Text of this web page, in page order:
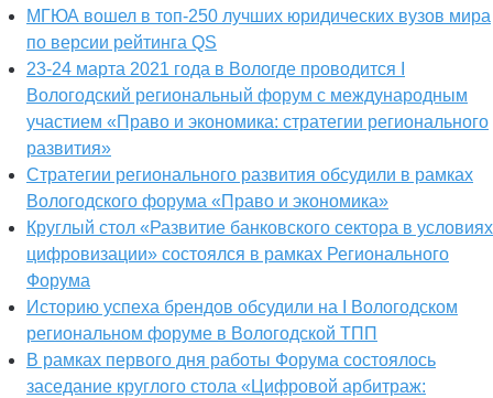
МГЮА вошел в топ-250 лучших юридических вузов мира
по версии рейтинга QS
23-24 марта 2021 года в Вологде проводится I
Вологодский региональный форум с международным
участием «Право и экономика: стратегии регионального
развития»
Стратегии регионального развития обсудили в рамках
Вологодского форума «Право и экономика»
Круглый стол «Развитие банковского сектора в условиях
цифровизации» состоялся в рамках Регионального
Форума
Историю успеха брендов обсудили на I Вологодском
региональном форуме в Вологодской ТПП
В рамках первого дня работы Форума состоялось
заседание круглого стола «Цифровой арбитраж: